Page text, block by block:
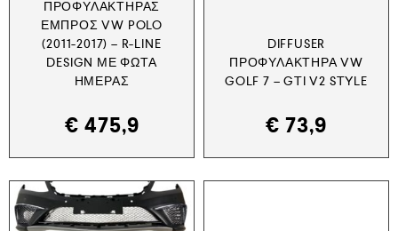
ΠΡΟΦΥΛΑΚΤΉΡΑΣ
ΕΜΠΡΌΣ VW POLO
(2011-2017) – R-LINE
DESIGN ΜΕ ΦΏΤΑ
ΗΜΈΡΑΣ
€ 475,9
DIFFUSER
ΠΡΟΦΥΛΑΚΤΉΡΑ VW
GOLF 7 – GTI V2 STYLE
€ 73,9